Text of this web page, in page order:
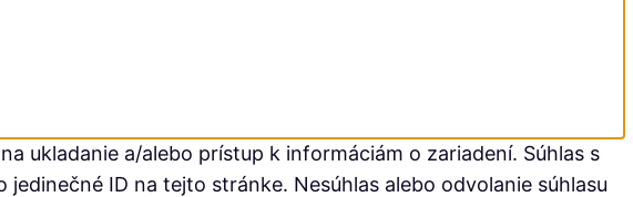
ukladanie a/alebo prístup k informáciám o zariadení. Súhlas s
ID na tejto stránke. Nesúhlas alebo odvolanie súhlasu